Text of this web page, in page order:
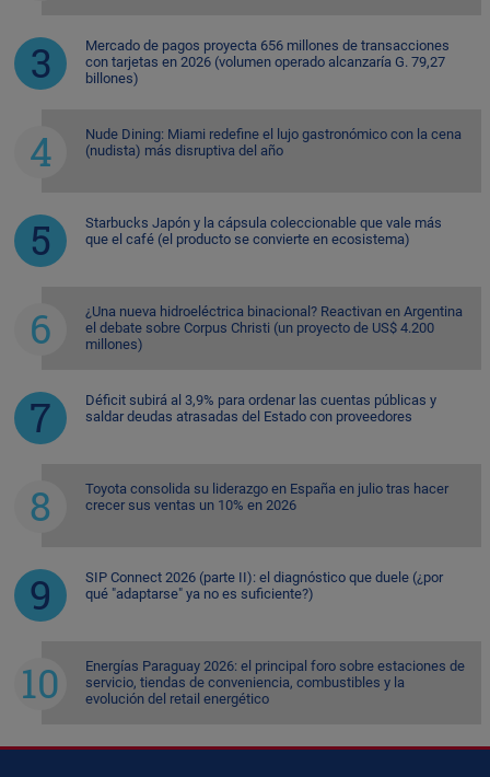
Mercado de pagos proyecta 656 millones de transacciones
con tarjetas en 2026 (volumen operado alcanzaría G. 79,27
billones)
Nude Dining: Miami redefine el lujo gastronómico con la cena
(nudista) más disruptiva del año
Starbucks Japón y la cápsula coleccionable que vale más
que el café (el producto se convierte en ecosistema)
¿Una nueva hidroeléctrica binacional? Reactivan en Argentina
el debate sobre Corpus Christi (un proyecto de US$ 4.200
millones)
Déficit subirá al 3,9% para ordenar las cuentas públicas y
saldar deudas atrasadas del Estado con proveedores
Toyota consolida su liderazgo en España en julio tras hacer
crecer sus ventas un 10% en 2026
SIP Connect 2026 (parte II): el diagnóstico que duele (¿por
qué "adaptarse" ya no es suficiente?)
Energías Paraguay 2026: el principal foro sobre estaciones de
servicio, tiendas de conveniencia, combustibles y la
evolución del retail energético